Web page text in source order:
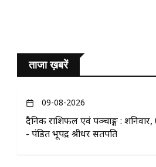
ताजा ख़बरें
09-08-2026
दैनिक राशिफल एवं पञ्चाङ्ग :
- पंडित भूपेंद्र श्रीधर सतपति